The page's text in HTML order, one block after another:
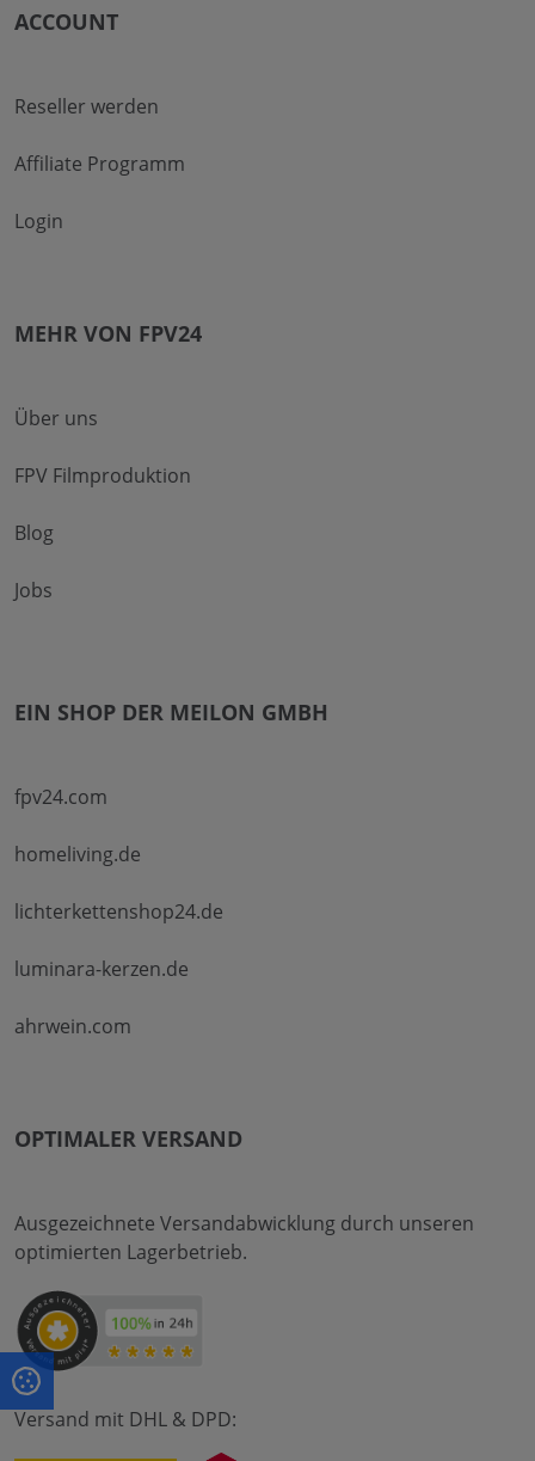
ACCOUNT
Reseller werden
Affiliate Programm
Login
MEHR VON FPV24
Über uns
FPV Filmproduktion
Blog
Jobs
EIN SHOP DER MEILON GMBH
fpv24.com
homeliving.de
lichterkettenshop24.de
luminara-kerzen.de
ahrwein.com
OPTIMALER VERSAND
Ausgezeichnete Versandabwicklung durch unseren
optimierten Lagerbetrieb.
Versand mit DHL & DPD: